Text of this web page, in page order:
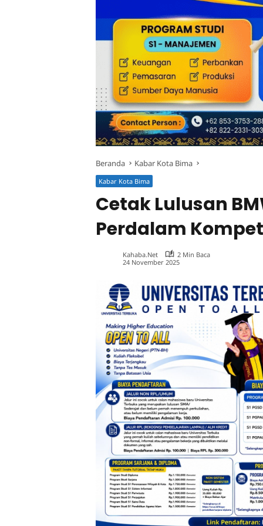
Beranda Kabar Kota Bima
Kabar Kota Bima
Cetak Lulusan
Perdalam
Kahaba.net
2 Min Baca
24 November 2025